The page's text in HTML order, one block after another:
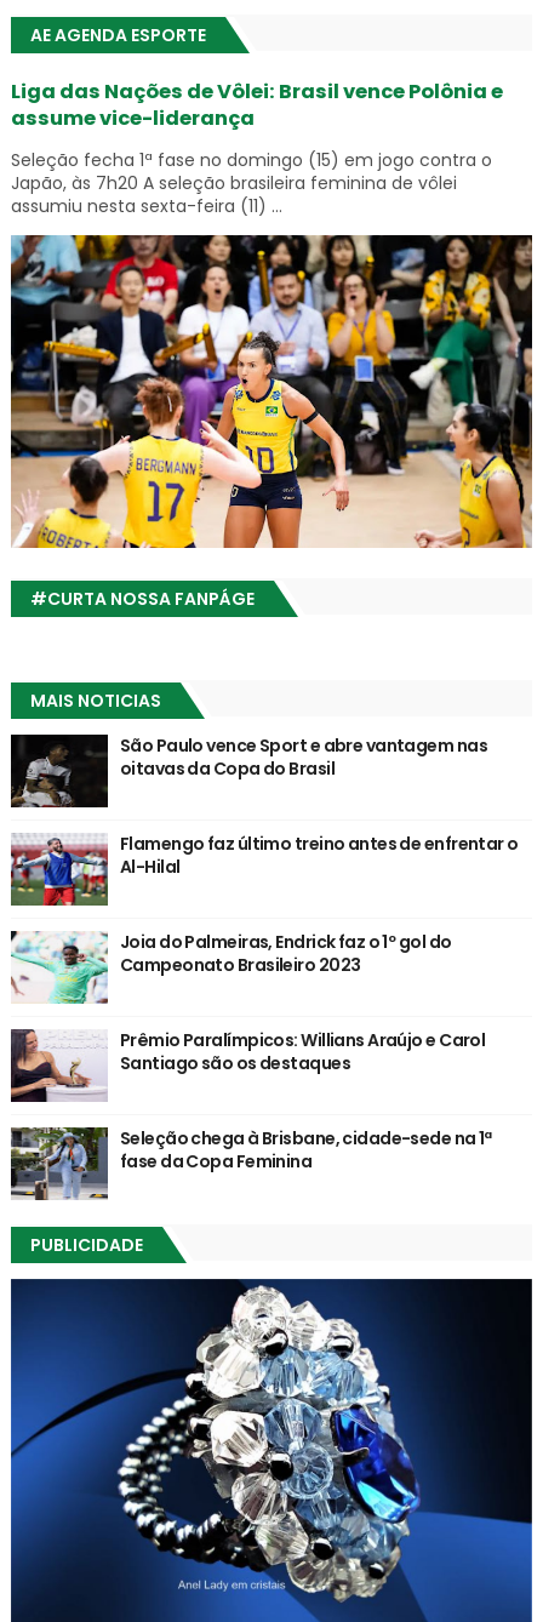
AE AGENDA ESPORTE
Liga das Nações de Vôlei: Brasil vence Polônia e
assume vice-liderança
Seleção fecha 1ª fase no domingo (15) em jogo contra o
Japão, às 7h20 A seleção brasileira feminina de vôlei
assumiu nesta sexta-feira (11) ...
#CURTA NOSSA FANPÁGE
MAIS NOTICIAS
São Paulo vence Sport e abre vantagem nas
oitavas da Copa do Brasil
Flamengo faz último treino antes de enfrentar o
Al-Hilal
Joia do Palmeiras, Endrick faz o 1º gol do
Campeonato Brasileiro 2023
Prêmio Paralímpicos: Willians Araújo e Carol
Santiago são os destaques
Seleção chega à Brisbane, cidade-sede na 1ª
fase da Copa Feminina
PUBLICIDADE